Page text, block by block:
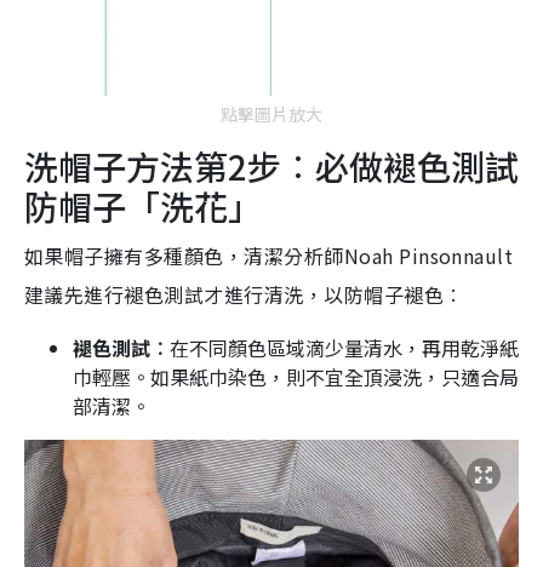
點擊圖片放大
洗帽子方法第2步︰必做褪色測試
防帽子「洗花」
如果帽子擁有多種顏色，清潔分析師Noah Pinsonnault
建議先進行褪色測試才進行清洗，以防帽子褪色︰
褪色測試︰ 在不同顏色區域滴少量清水，再用乾淨紙
巾輕壓。如果紙巾染色，則不宜全頂浸洗，只適合局
部清潔。